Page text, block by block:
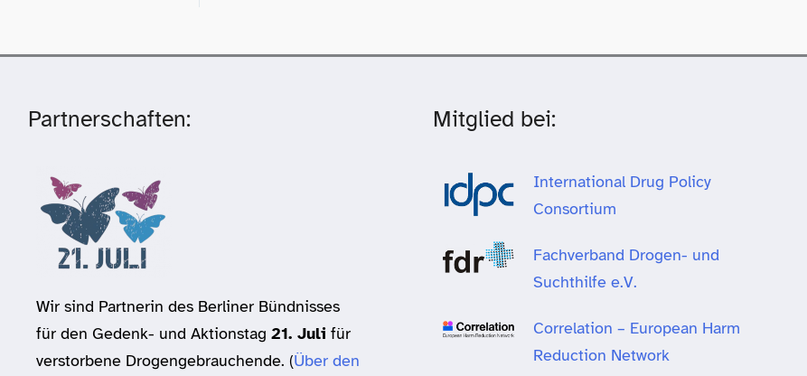
Partnerschaften:
Wir sind Partnerin des Berliner Bündnisses
für den Gedenk- und Aktionstag21. Juli für
verstorbene Drogengebrauchende. (Über den
Mitglied bei:
International Drug Policy
Consortium
Fachverband Drogen- und
Suchthilfe e.V.
Correlation – European Harm
Reduction Network